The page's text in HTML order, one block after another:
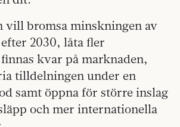
vill bromsa minskningen av
2030, låta fler
kvar på marknaden,
tilldelningen under en
samt öppna för större inslag
och mer internationella